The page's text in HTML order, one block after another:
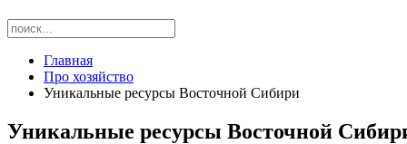
Главная
Про хозяйство
Уникальные ресурсы Восточной Сибири
Уникальные ресурсы Восточной